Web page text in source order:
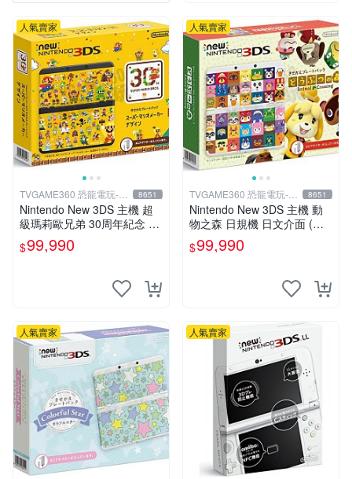
人氣賣家
TVGAME360 恐龍電玩-台
中店
8651
Nintendo New 3DS 主機 超
級瑪莉歐兄弟 30周年紀念 日
規機 (附原廠充電器+保護貼)
【台中恐龍電玩】
$99,990
人氣賣家
TVGAME360 恐龍電玩-台
中店
8651
Nintendo New 3DS 主機 動
物之森 日規機 日文介面 (附
原廠充電器+保護貼)【台中恐
龍電玩】
$99,990
人氣賣家 人氣賣家